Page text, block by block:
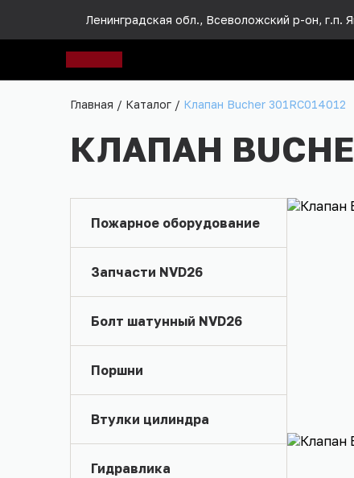
Ленинградская обл., Всеволожский р-он, г.п.
Главная / Каталог / Клапан Bucher 301RC014012
КЛАПАН
Пожарное оборудование
Запчасти NVD26
Болт шатунный NVD26
Поршни
Втулки цилиндра
Гидравлика